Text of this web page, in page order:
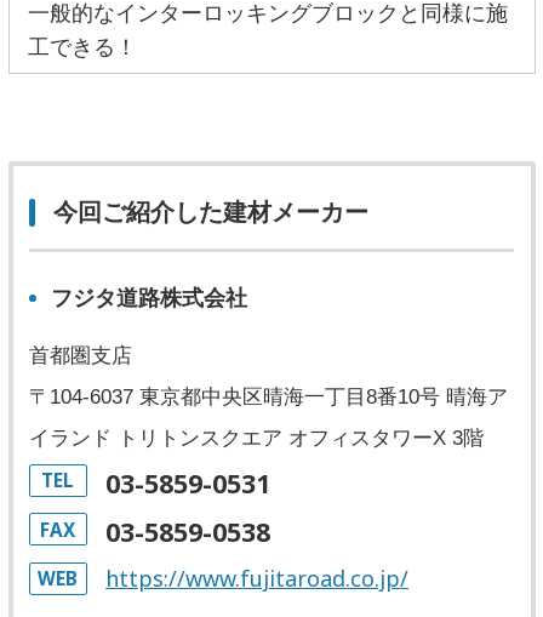
一般的なインターロッキングブロックと同様に施
工できる！
今回ご紹介した建材メーカー
フジタ道路株式会社
首都圏支店
〒104-6037 東京都中央区晴海一丁目8番10号 晴海ア
イランド トリトンスクエア オフィスタワーX 3階
TEL 03-5859-0531
FAX 03-5859-0538
WEB https://www.fujitaroad.co.jp/